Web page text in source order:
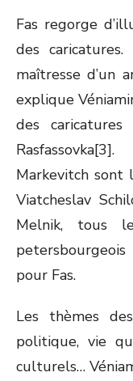
Fas regorge
des caricatures.
maîtresse d’un
explique
des
Markevitch sont
Viatcheslav
Melnik, tous
pour Fas.
Les thèmes
politique, vie
culturels…